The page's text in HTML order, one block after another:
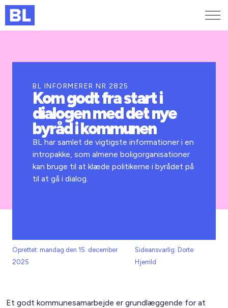
Kurser og arrangementer
Jobportalen
BL INFORMERER NR.2825
Kom godt fra start i
dialogen med det nye
byråd i kommunen
BL har samlet de vigtigste informationer i en
intropakke, som almene boligorganisationer
kan bruge til at klæde politikerne i byrådet på
til at gå i dialog.
Oprettet: mandag den 15. december
2025
Sideansvarlig: Dorte
Hjerrild
Et godt kommunesamarbejde er grundlæggende for at